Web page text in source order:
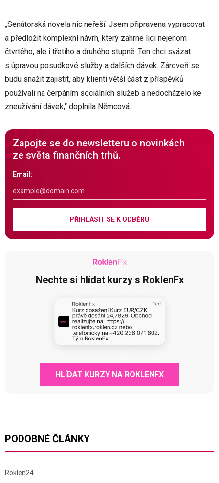
„Senátorská novela nic neřeší. Jsem připravena vypracovat
a předložit komplexní návrh, který zahrne lidi nejenom
čtvrtého, ale i třetího a druhého stupně. Ten chci svázat
s úpravou posudkové služby a dalších dávek. Zároveň se
budu snažit zajistit, aby klienti větší část z příspěvků
používali na čerpáním sociálních služeb a nedocházelo ke
zneužívání dávek,“ doplnila Němcová.
Zapojte se do newsletteru o novinkách
ze světa finančních trhů.
Email:
PŘIHLÁSIT SE K ODBĚRU
Nechte si hlídat kurzy s RoklenFx
HLÍDAT KURZY NA ROKLENFX
PODOBNÉ ČLÁNKY
Roklen24